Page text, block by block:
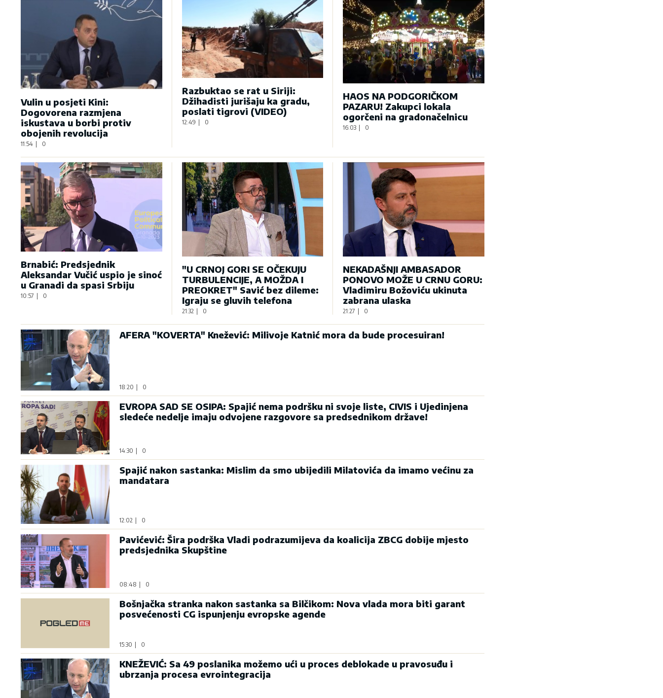
Vulin u posjeti Kini:
Dogovorena razmjena
iskustava u borbi protiv
obojenih revolucija
11:54 0
Razbuktao se rat u Siriji:
Džihadisti jurišaju ka gradu,
poslati tigrovi (VIDEO)
12:49 | 0
HAOS NA PODGORIČKOM
PAZARU! Zakupci lokala
ogorčeni na gradonačelnicu
16:03 0
Brnabić: Predsjednik
Aleksandar Vučić uspio je sinoć
u Granadi da spasi Srbiju
10:57 0
"U CRNOJ GORI SE OČEKUJU
TURBULENCIJE, A MOŽDA I
PREOKRET" Savić bez dileme:
Igraju se gluvih telefona
21:32 | 0
NEKADAŠNJI AMBASADOR
PONOVO MOŽE U CRNU GORU:
Vladimiru Božoviću ukinuta
zabrana ulaska
21:27 | 0
AFERA "KOVERTA" Knežević: Milivoje Katnić mora da bude procesuiran!
18:20 0
EVROPA SAD SE OSIPA: Spajić nema podršku ni svoje liste, CIVIS i Ujedinjena
sledeće nedelje imaju odvojene razgovore sa predsednikom države!
14:30 0
Spajić nakon sastanka: Mislim da smo ubijedili Milatovića da imamo većinu za
mandatara
12:02 0
Pavićević: Šira podrška Vladi podrazumijeva da koalicija ZBCG dobije mjesto
predsjednika Skupštine
08:48 0
Bošnjačka stranka nakon sastanka sa Bilčikom: Nova vlada mora biti garant
posvećenosti CG ispunjenju evropske agende
15:30 0
KNEŽEVIĆ: Sa 49 poslanika možemo ući u proces deblokade u pravosuđu i
ubrzanja procesa evrointegracija